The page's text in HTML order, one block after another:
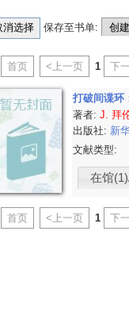
保存至书单:
首页 <上一页 1 下
打破间谍环
著者:J. 拜
出版社: 新
文献类型:
在馆
首页 <上一页 1 下